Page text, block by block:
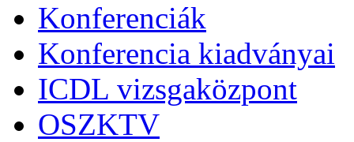
Konferenciák
Konferencia kiadványai
ICDL vizsgaközpont
OSZKTV